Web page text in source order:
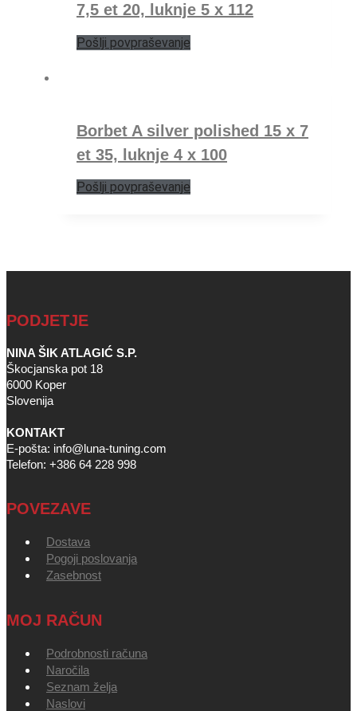
7,5 et 20, luknje 5 x 112
Pošlji povpraševanje
Borbet A silver polished 15 x 7
et 35, luknje 4 x 100
Pošlji povpraševanje
PODJETJE
NINA ŠIK ATLAGIĆ S.P.
Škocjanska pot 18
6000 Koper
Slovenija
KONTAKT
E-pošta: info@luna-tuning.com
Telefon: +386 64 228 998
POVEZAVE
Dostava
Pogoji poslovanja
Zasebnost
MOJ RAČUN
Podrobnosti računa
Naročila
Seznam želja
Naslovi